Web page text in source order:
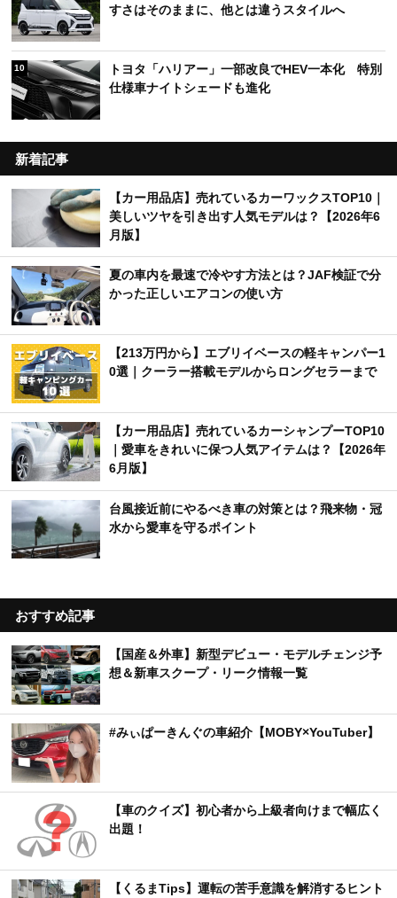
すさはそのままに、他とは違うスタイルへ
10
トヨタ「ハリアー」一部改良でHEV一本化 特別
仕様車ナイトシェードも進化
新着記事
【カー用品店】売れているカーワックスTOP10｜
美しいツヤを引き出す人気モデルは？【2026年6
月版】
夏の車内を最速で冷やす方法とは？JAF検証で分
かった正しいエアコンの使い方
【213万円から】エブリイベースの軽キャンパー1
0選｜クーラー搭載モデルからロングセラーまで
【カー用品店】売れているカーシャンプーTOP10
｜愛車をきれいに保つ人気アイテムは？【2026年
6月版】
台風接近前にやるべき車の対策とは？飛来物・冠
水から愛車を守るポイント
おすすめ記事
【国産＆外車】新型デビュー・モデルチェンジ予
想＆新車スクープ・リーク情報一覧
#みぃぱーきんぐの車紹介【MOBY×YouTuber】
【車のクイズ】初心者から上級者向けまで幅広く
出題！
【くるまTips】運転の苦手意識を解消するヒント